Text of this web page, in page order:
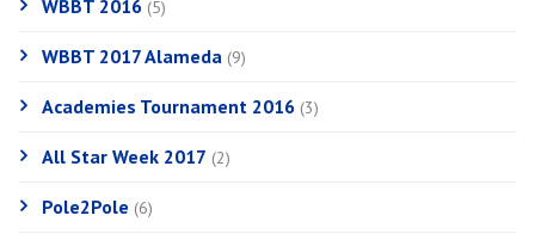
WBBT 2016 (5)
WBBT 2017 Alameda (9)
Academies Tournament 2016 (3)
All Star Week 2017 (2)
Pole2Pole (6)